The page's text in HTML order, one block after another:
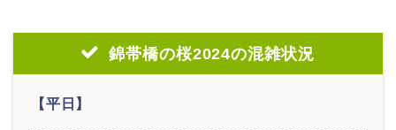
錦帯橋の桜2024の混雑状況
【平日】